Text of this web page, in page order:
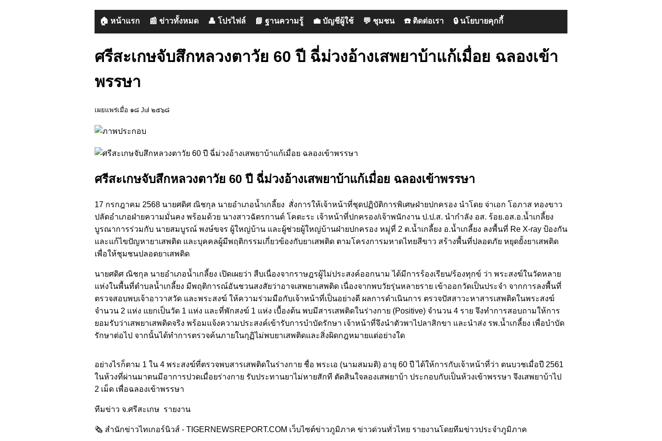
🏠 หน้าแรก 📰 ข่าวทั้งหมด 👤 โปรไฟล์ 📘 ฐานความรู้ 💼 บัญชีผู้ใช้ 💬 ชุมชน ☎️ ติดต่อเรา 🔒 นโยบายคุกกี้
ศรีสะเกษจับสึกหลวงตาวัย 60 ปี ฉี่ม่วงอ้างเสพยาบ้าแก้เมื่อย ฉลองเข้า
พรรษา
เผยแพร่เมื่อ ๑๘ Jul ๒๕๖๘
ศรีสะเกษจับสึกหลวงตาวัย 60 ปี ฉี่ม่วงอ้างเสพยาบ้าแก้เมื่อย ฉลองเข้าพรรษา
17 กรกฎาคม 2568 นายศดิศ ณิชกุล นายอำเภอน้ำเกลี้ยง สั่งการให้เจ้าหน้าที่ชุดปฏิบัติการพิเศษฝ่ายปกครอง นำโดย จ่าเอก โอภาส ทองขาว
ปลัดอำเภอฝ่ายความมั่นคง พร้อมด้วย นางสาวฉัตรกานต์ โคตะระ เจ้าหน้าที่ปกครอง/เจ้าพนักงาน ป.ป.ส. นำกำลัง อส. ร้อย.อส.อ.น้ำเกลี้ยง
บูรณาการร่วมกับ นายสมบูรณ์ พงษ์ขจร ผู้ใหญ่บ้าน และผู้ช่วยผู้ใหญ่บ้านฝ่ายปกครอง หมู่ที่ 2 ต.น้ำเกลี้ยง อ.น้ำเกลี้ยง ลงพื้นที่ Re X-ray ป้องกัน
และแก้ไขปัญหายาเสพติด และบุคคลผู้มีพฤติกรรมเกี่ยวข้องกับยาเสพติด ตามโครงการมหาดไทยสีขาว สร้างพื้นที่ปลอดภัย หยุดยั้งยาเสพติด
เพื่อให้ชุมชนปลอดยาเสพติด
นายศดิศ ณิชกุล นายอำเภอน้ำเกลี้ยง เปิดเผยว่า สืบเนื่องจากราษฎรผู้ไม่ประสงค์ออกนาม ได้มีการร้องเรียน/ร้องทุกข์ ว่า พระสงฆ์ในวัดหลาย
แห่งในพื้นที่ตำบลน้ำเกลี้ยง มีพฤติการณ์อันชวนสงสัยว่าอาจเสพยาเสพติด เนื่องจากพบวัยรุ่นหลายราย เข้าออกวัดเป็นประจำ จากการลงพื้นที่
ตรวจสอบพบเจ้าอาวาสวัด และพระสงฆ์ ให้ความร่วมมือกับเจ้าหน้าที่เป็นอย่างดี ผลการดำเนินการ ตรวจปัสสาวะหาสารเสพติดในพระสงฆ์
จำนวน 2 แห่ง แยกเป็นวัด 1 แห่ง และที่พักสงฆ์ 1 แห่ง เบื้องต้น พบมีสารเสพติดในร่างกาย (Positive) จำนวน 4 ราย จึงทำการสอบถามให้การ
ยอมรับว่าเสพยาเสพติดจริง พร้อมแจ้งความประสงค์เข้ารับการบำบัดรักษา เจ้าหน้าที่จึงนำตัวพาไปลาสิกขา และนำส่ง รพ.น้ำเกลี้ยง เพื่อบำบัด
รักษาต่อไป จากนั้นได้ทำการตรวจค้นภายในกุฏิไม่พบยาเสพติดและสิ่งผิดกฎหมายแต่อย่างใด
อย่างไรก็ตาม 1 ใน 4 พระสงฆ์ที่ตรวจพบสารเสพติดในร่างกาย ชื่อ พระเอ (นามสมมติ) อายุ 60 ปี ได้ให้การกับเจ้าหน้าที่ว่า ตนบวชเมื่อปี 2561
ในห้วงที่ผ่านมาตนมีอาการปวดเมื่อยร่างกาย รับประทานยาไม่หายสักที ตัดสินใจลองเสพยาบ้า ประกอบกับเป็นห้วงเข้าพรรษา จึงเสพยาบ้าไป
2 เม็ด เพื่อฉลองเข้าพรรษา
ทีมข่าว จ.ศรีสะเกษ รายงาน
🗞️ สำนักข่าวไทเกอร์นิวส์ - TIGERNEWSREPORT.COM เว็บไซต์ข่าวภูมิภาค ข่าวด่วนทั่วไทย รายงานโดยทีมข่าวประจำภูมิภาค